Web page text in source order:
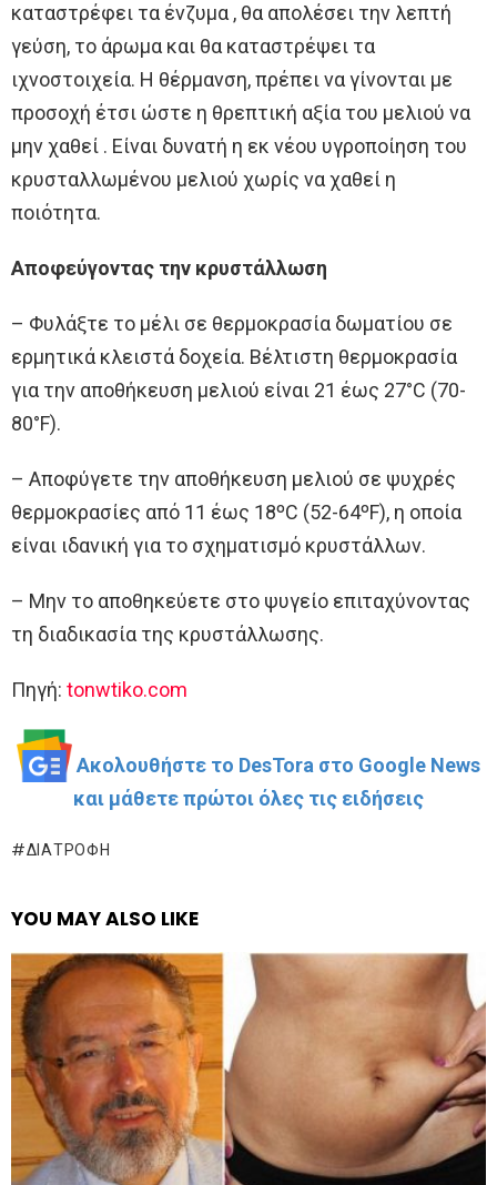
καταστρέφει τα ένζυμα , θα απολέσει την λεπτή
γεύση, το άρωμα και θα καταστρέψει τα
ιχνοστοιχεία. Η θέρμανση, πρέπει να γίνονται με
προσοχή έτσι ώστε η θρεπτική αξία του μελιού να
μην χαθεί . Είναι δυνατή η εκ νέου υγροποίηση του
κρυσταλλωμένου μελιού χωρίς να χαθεί η
ποιότητα.
Αποφεύγοντας την κρυστάλλωση
– Φυλάξτε το μέλι σε θερμοκρασία δωματίου σε
ερμητικά κλειστά δοχεία. Βέλτιστη θερμοκρασία
για την αποθήκευση μελιού είναι 21 έως 27°C (70-
80°F).
– Αποφύγετε την αποθήκευση μελιού σε ψυχρές
θερμοκρασίες από 11 έως 18ºC (52-64ºF), η οποία
είναι ιδανική για το σχηματισμό κρυστάλλων.
– Μην το αποθηκεύετε στο ψυγείο επιταχύνοντας
τη διαδικασία της κρυστάλλωσης.
Πηγή: tonwtiko.com
Ακολουθήστε το DesTora στο Google News
και μάθετε πρώτοι όλες τις ειδήσεις
ΔΙΑΤΡΟΦΉ
YOU MAY ALSO LIKE